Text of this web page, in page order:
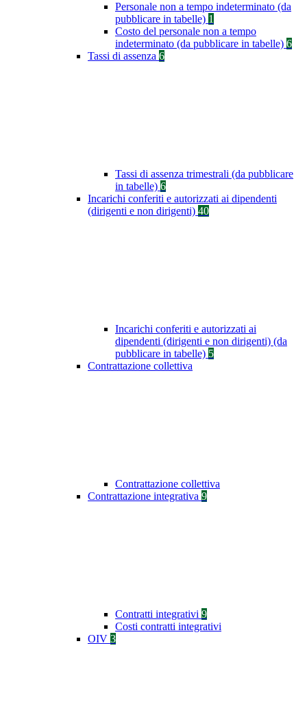
Personale non a tempo indeterminato (da
pubblicare in tabelle) 1
Costo del personale non a tempo
indeterminato (da pubblicare in tabelle) 6
Tassi di assenza 6
Tassi di assenza trimestrali (da pubblicare
in tabelle) 6
Incarichi conferiti e autorizzati ai dipendenti
(dirigenti e non dirigenti) 40
Incarichi conferiti e autorizzati ai
dipendenti (dirigenti e non dirigenti) (da
pubblicare in tabelle) 5
Contrattazione collettiva
Contrattazione collettiva
Contrattazione integrativa 9
Contratti integrativi 9
Costi contratti integrativi
OIV 3